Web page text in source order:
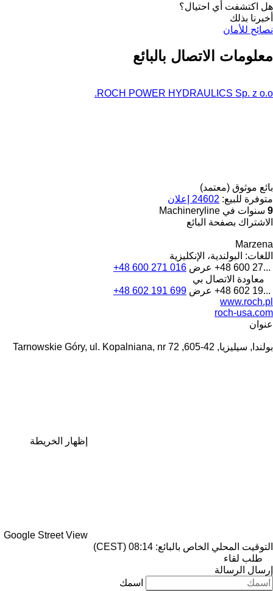
هل اكتشفت أي احتيال؟
أخبرنا بذلك
نصائح للأمان
معلومات الاتصال بالبائع
ROCH POWER HYDRAULICS Sp. z o.o.
بائع موثوق (معتمد)
متوفرة للبيع: 24602 إعلان
9 سنوات في Machineryline
الاشتراك بصفحة البائع
Marzena
اللغات: البولندية، الإنكليزية
+48 600 27... عرض +48 600 271 016
معاودة الاتصال بي
+48 602 19... عرض +48 602 191 699
www.roch.pl
roch-usa.com
عنوان
بولندا, سيليزيا, 42-605, Tarnowskie Góry, ul. Kopalniana, nr 72
إظهار الخريطة
Google Street View
التوقيت المحلي الخاص بالبائع: 08:14 (CEST)
طلب لقاء
إرسال الرسالة
اسمك